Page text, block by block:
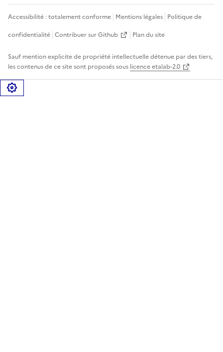
Accessibilité : totalement conforme Mentions légales Politique de
confidentialité Contribuer sur Github Plan du site
Sauf mention explicite de propriété intellectuelle détenue par des tiers,
les contenus de ce site sont proposés sous licence etalab-2.0
Gérer les cookies